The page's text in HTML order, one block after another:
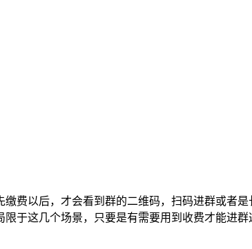
费以后，才会看到群的二维码，扫码进群或者
于这几个场景，只要是有需要用到收费才能进